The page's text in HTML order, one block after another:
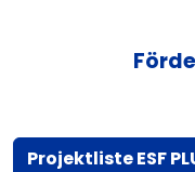
Projektliste ESF